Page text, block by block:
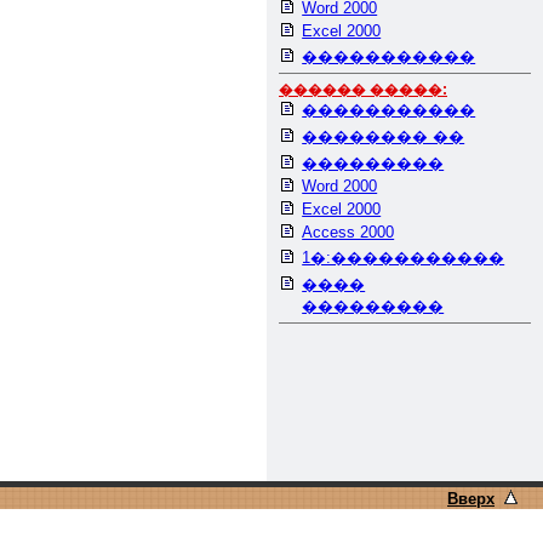
Word 2000
Excel 2000
�����������
������ �����:
�����������
�������� ��
���������
Word 2000
Excel 2000
Access 2000
1�:�����������
����
���������
Вверх